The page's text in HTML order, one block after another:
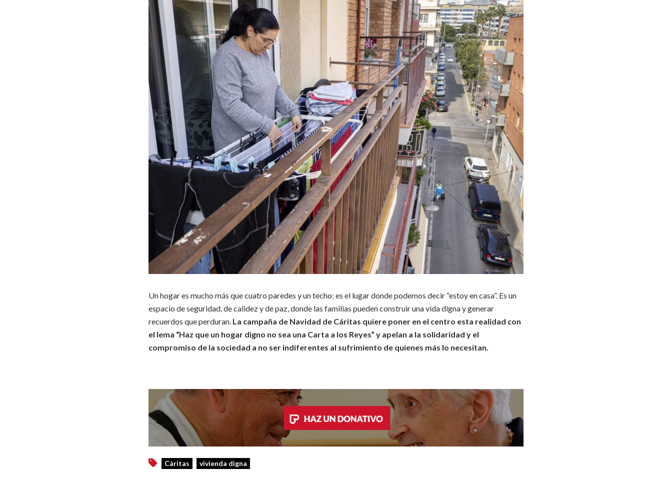
Un hogar es mucho más que cuatro paredes y un techo: es el lugar donde podemos decir “estoy en casa”. Es un
espacio de seguridad, de calidez y de paz, donde las familias pueden construir una vida digna y generar
recuerdos que perduran. La campaña de Navidad de Cáritas quiere poner en el centro esta realidad con
el lema “Haz que un hogar digno no sea una Carta a los Reyes” y apelan a la solidaridad y el
compromiso de la sociedad a no ser indiferentes al sufrimiento de quienes más lo necesitan.
Càritas vivienda digna